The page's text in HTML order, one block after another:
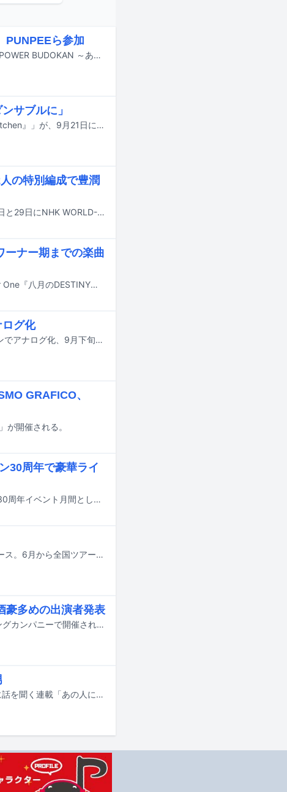
PUNPEEら参加
Original Loveが11月23日に東京・日本武道館で行うワンマンライブ「SOUL POWER BUDOKAN ～あれから、そしてこれから～ Dancin'- The 35th Anniversary Live」の出演者が発表された。
サブルに」
BONNIE PINKのライブ「BONNIE PINK 30th Anniversary LIVE 『Groove Kitchen』」が、9月21日に東京・Zepp DiverCity（TOKYO）で開催される。
の特別編成で豊潤
Original Loveが出演する音楽番組「tiny desk concerts JAPAN」が、6月28日と29日にNHK WORLD-JAPANで放送され、国内では11月以降にBSでオンエアされることが明らかになった。
ーナー期までの楽曲
NONA REEVESのワンマンライブ「NONA REEVES "Road to 3×30" Chapter One『八月のDESTINY』1995-2001」が8月23日に東京・I'M A SHOWにて開催される。
グ化
SOLEILの1stアルバム「My Name is SOLEIL」がステレオミックスバージョンでアナログ化、9月下旬にリリースされる。
GRAFICO、
が開催される。
30周年で豪華ライ
神奈川県横浜市にあるライブハウス・F.A.D YOKOHAMAが、6月をオープン30周年イベント月間として営業。あわせて周年イベントシリーズのライブスケジュールを発表した。
Alaska Jamが5月27日に2026年第1弾シングル「Pasta Festa!!」を配信リリース。6月から全国ツアー「Alaska Jam Tour 2026 “巡音道場～QUATTRO免許皆伝～”」を開催することが決定した。
豪多めの出演者発表
7月20日に東京・下北沢SHELTER、Flowers Loft、ブルックリンロースティングカンパニーで開催されるクラフトビールと音楽が楽しめるイベント「Swim in the Beer Fest 2026」の出演アーティストが発表された。
音楽ライターの松永良平が、さまざまなアーティストに“デビュー”をテーマに話を聞く連載「あの人に聞くデビューの話」。前回に引き続き、Original Loveの田島貴男をゲストに迎えてお届けする。自らのバンドOriginal Loveで活動する一方、1988年に小西康陽の誘いを受け、2代目ボーカリストとしてピチカート・ファイヴに加入した田島ではあったが、1990年にグループを脱退。音楽活動をOriginal Loveに絞り、各社争奪戦の末、91年7月にアルバム「LOVE! LOVE! & LOVE!」で東芝EMIから2度目のメジャーデビューを果たした。以降、田島は時代とともに自らの音楽に磨きをかけながらミュージックシーンの第一線で活躍を続けていく。